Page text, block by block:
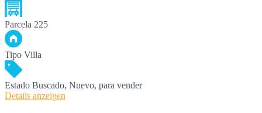
Parcela 225
Tipo Villa
Estado Buscado, Nuevo, para vender
Details anzeigen